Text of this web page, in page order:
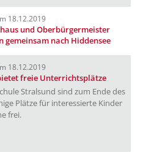
18.12.2019
und Oberbürgermeister
gemeinsam nach Hiddensee
18.12.2019
freie Unterrichtsplätze
Stralsund sind zum Ende des
Plätze für interessierte Kinder
frei.